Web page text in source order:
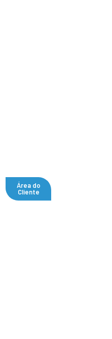
Área do
Cliente